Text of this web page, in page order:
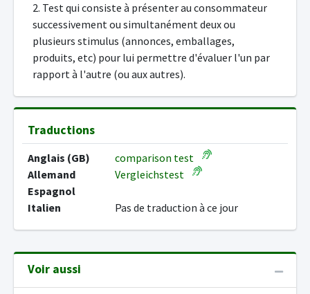
2. Test qui consiste à présenter au consommateur
successivement ou simultanément deux ou
plusieurs stimulus (annonces, emballages,
produits, etc) pour lui permettre d'évaluer l'un par
rapport à l'autre (ou aux autres).
Traductions
Anglais (GB)
comparison test
Allemand
Vergleichstest
Espagnol
Italien
Pas de traduction à ce jour
Voir aussi